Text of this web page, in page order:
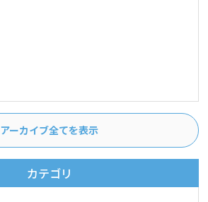
アーカイブ全てを表示
カテゴリ